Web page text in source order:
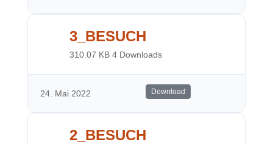
3_BESUCH
310.07 KB 4 Downloads
24. Mai 2022 Download
2_BESUCH